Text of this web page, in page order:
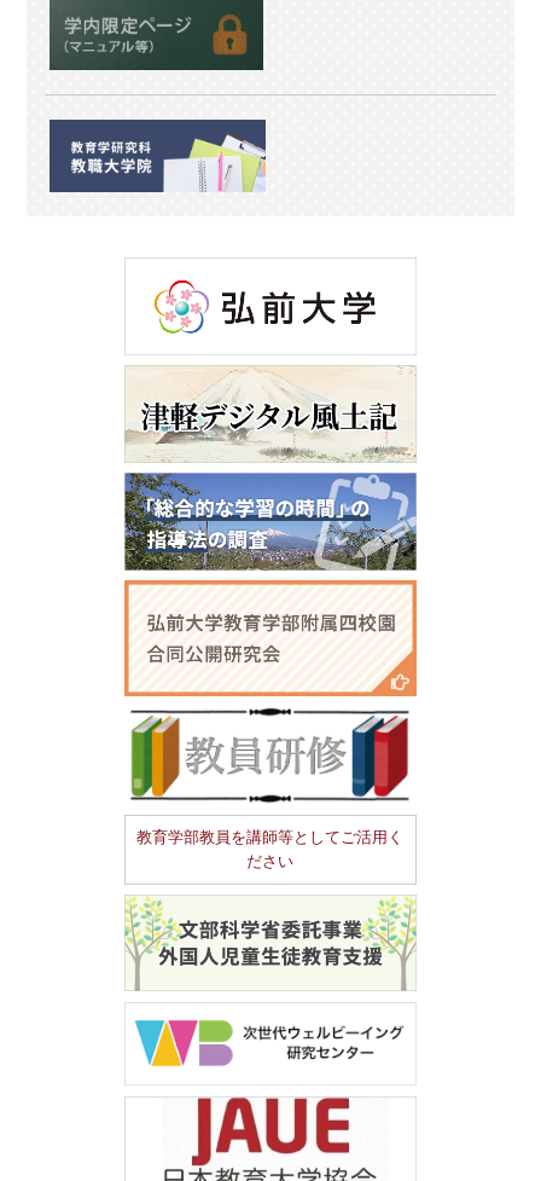
教育学部教員を講師等としてご活用く
ださい